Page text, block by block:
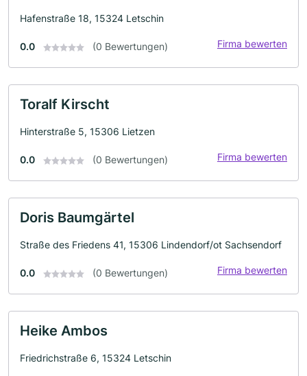
Hafenstraße 18, 15324 Letschin
0.0 (0 Bewertungen) Firma bewerten
Toralf Kirscht
Hinterstraße 5, 15306 Lietzen
0.0 (0 Bewertungen) Firma bewerten
Doris Baumgärtel
Straße des Friedens 41, 15306 Lindendorf/ot Sachsendorf
0.0 (0 Bewertungen) Firma bewerten
Heike Ambos
Friedrichstraße 6, 15324 Letschin